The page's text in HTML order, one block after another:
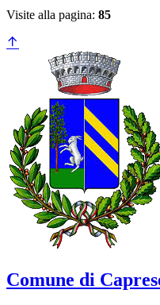
Visite alla pagina: 85
Comune di